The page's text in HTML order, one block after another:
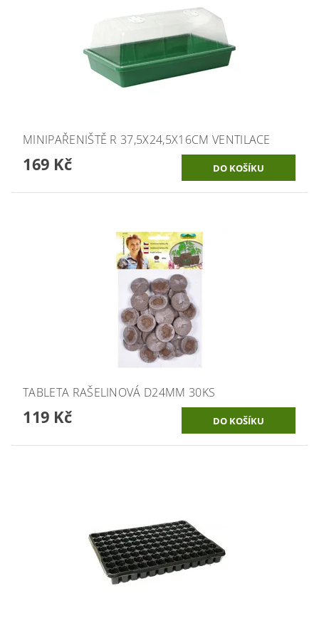
MINIPAŘENIŠTĚ R 37,5X24,5X16CM VENTILACE
169 Kč
TABLETA RAŠELINOVÁ D24MM 30KS
119 Kč